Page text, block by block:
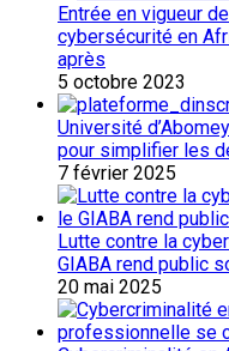
Entrée en vigueur
cybersécurité en
après
5 octobre 2023
Université
pour simplifier les
7 février 2025
Lutte contre la
GIABA rend public
20 mai 2025